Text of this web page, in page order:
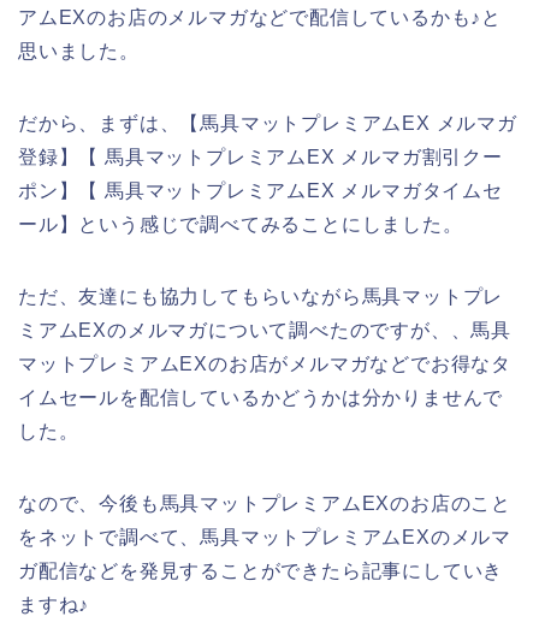
アムEXのお店のメルマガなどで配信しているかも♪と
思いました。
だから、まずは、【馬具マットプレミアムEX メルマガ
登録】【 馬具マットプレミアムEX メルマガ割引クー
ポン】【 馬具マットプレミアムEX メルマガタイムセ
ール】という感じで調べてみることにしました。
ただ、友達にも協力してもらいながら馬具マットプレ
ミアムEXのメルマガについて調べたのですが、、馬具
マットプレミアムEXのお店がメルマガなどでお得なタ
イムセールを配信しているかどうかは分かりませんで
した。
なので、今後も馬具マットプレミアムEXのお店のこと
をネットで調べて、馬具マットプレミアムEXのメルマ
ガ配信などを発見することができたら記事にしていき
ますね♪